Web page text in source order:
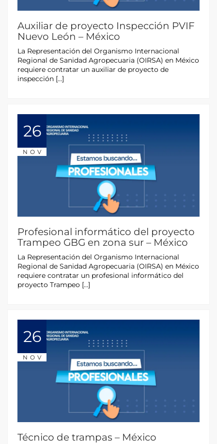
Auxiliar de proyecto Inspección PVIF
Nuevo León – México
La Representación del Organismo Internacional
Regional de Sanidad Agropecuaria (OIRSA) en México
requiere contratar un auxiliar de proyecto de
inspección […]
26
NOV
Profesional informático del proyecto
Trampeo GBG en zona sur – México
La Representación del Organismo Internacional
Regional de Sanidad Agropecuaria (OIRSA) en México
requiere contratar un profesional informático del
proyecto Trampeo […]
26
NOV
Técnico de trampas – México